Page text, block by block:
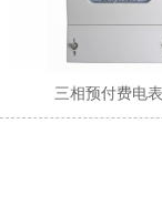
三相预付费电